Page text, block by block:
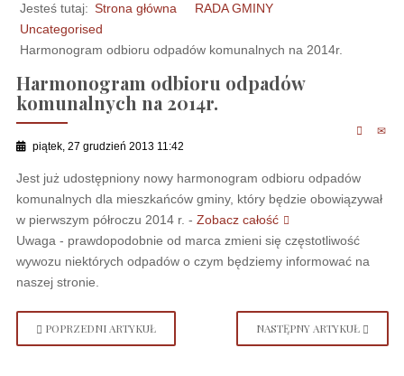
Jesteś tutaj: Strona główna
RADA GMINY
Uncategorised
Harmonogram odbioru odpadów komunalnych na 2014r.
Harmonogram odbioru odpadów
komunalnych na 2014r.
piątek, 27 grudzień 2013 11:42
Jest już udostępniony nowy harmonogram odbioru odpadów
komunalnych dla mieszkańców gminy, który będzie obowiązywał
w pierwszym półroczu 2014 r. - Zobacz całość
Uwaga - prawdopodobnie od marca zmieni się częstotliwość
wywozu niektórych odpadów o czym będziemy informować na
naszej stronie.
POPRZEDNI ARTYKUŁ NASTĘPNY ARTYKUŁ